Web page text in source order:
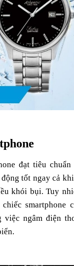
đạt tiêu
tốt ngay cả
khói bụi. Tuy
smartphone
việc ngâm điện